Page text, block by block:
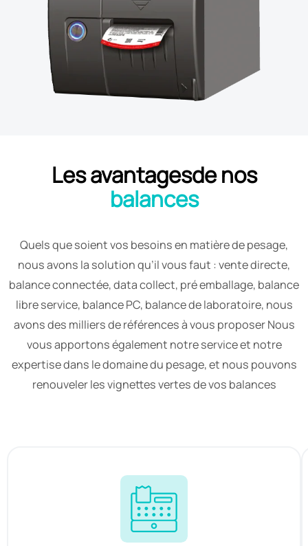
Les avantagesde nos
balances
Quels que soient vos besoins en matière de pesage,
nous avons la solution qu’il vous faut : vente directe,
balance connectée, data collect, pré emballage, balance
libre service, balance PC, balance de laboratoire, nous
avons des milliers de références à vous proposer Nous
vous apportons également notre service et notre
expertise dans le domaine du pesage, et nous pouvons
renouveler les vignettes vertes de vos balances